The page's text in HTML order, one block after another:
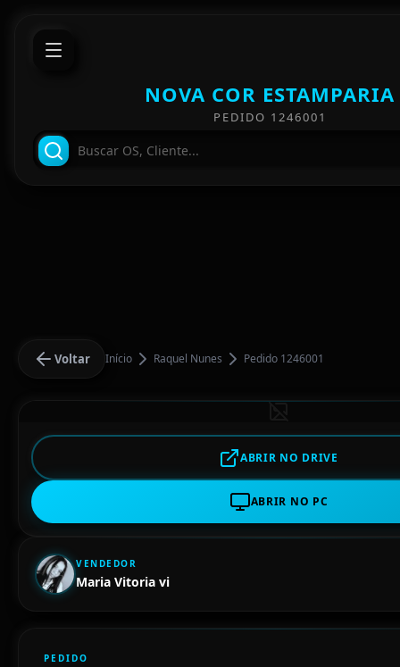
NOVA COR ESTAMPARIA
PEDIDO 1246001
Voltar Início Raquel Nunes Pedido 1246001
ABRIR NO DRIVE
ABRIR NO PC
VENDEDOR
Maria Vitoria vi
PEDIDO